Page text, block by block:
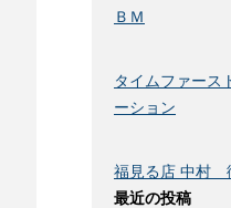
ＢＭ
タイムファース
ーション
福見る店 中村
最近の投稿